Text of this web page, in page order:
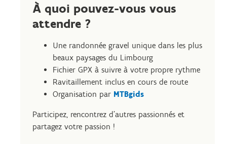
À quoi pouvez-vous vous
attendre ?
Une randonnée gravel unique dans les plus
beaux paysages du Limbourg
Fichier GPX à suivre à votre propre rythme
Ravitaillement inclus en cours de route
Organisation par MTBgids
Participez, rencontrez d’autres passionnés et
partagez votre passion !